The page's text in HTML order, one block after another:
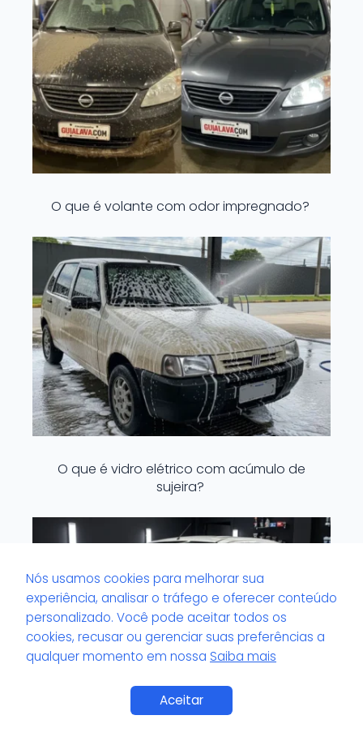
O que é volante com odor impregnado?
O que é vidro elétrico com acúmulo de
sujeira?
Nós usamos cookies para melhorar sua
experiência, analisar o tráfego e oferecer conteúdo
personalizado. Você pode aceitar todos os
cookies, recusar ou gerenciar suas preferências a
qualquer momento em nossa Saiba mais
AceitarSaiba Mais